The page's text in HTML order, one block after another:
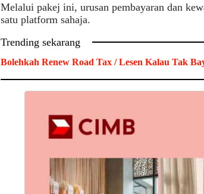
Melalui pakej ini, urusan pembayaran dan
satu platform sahaja.
Trending sekarang
Bolehkah Renew Road Tax / Lesen Kalau Tak